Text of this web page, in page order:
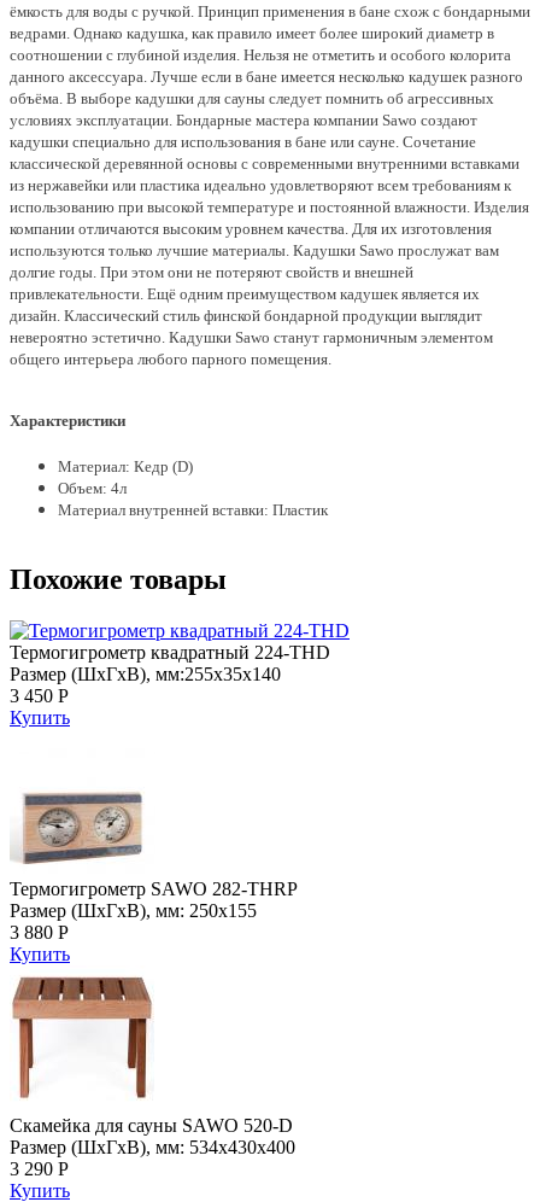
ёмкость для воды с ручкой. Принцип применения в бане схож с бондарными
ведрами. Однако кадушка, как правило имеет более широкий диаметр в
соотношении с глубиной изделия. Нельзя не отметить и особого колорита
данного аксессуара. Лучше если в бане имеется несколько кадушек разного
объёма. В выборе кадушки для сауны следует помнить об агрессивных
условиях эксплуатации. Бондарные мастера компании Sawo создают
кадушки специально для использования в бане или сауне. Сочетание
классической деревянной основы с современными внутренними вставками
из нержавейки или пластика идеально удовлетворяют всем требованиям к
использованию при высокой температуре и постоянной влажности. Изделия
компании отличаются высоким уровнем качества. Для их изготовления
используются только лучшие материалы. Кадушки Sawo прослужат вам
долгие годы. При этом они не потеряют свойств и внешней
привлекательности. Ещё одним преимуществом кадушек является их
дизайн. Классический стиль финской бондарной продукции выглядит
невероятно эстетично. Кадушки Sawo станут гармоничным элементом
общего интерьера любого парного помещения.
Характеристики
Материал: Кедр (D)
Объем: 4л
Материал внутренней вставки: Пластик
Похожие товары
Термогигрометр квадратный 224-THD
Размер (ШхГхВ), мм:255х35х140
3 450 Р
Купить
Термогигрометр SAWO 282-THRP
Размер (ШхГхВ), мм: 250х155
3 880 Р
Купить
Скамейка для сауны SAWO 520-D
Размер (ШхГхВ), мм: 534x430x400
3 290 Р
Купить